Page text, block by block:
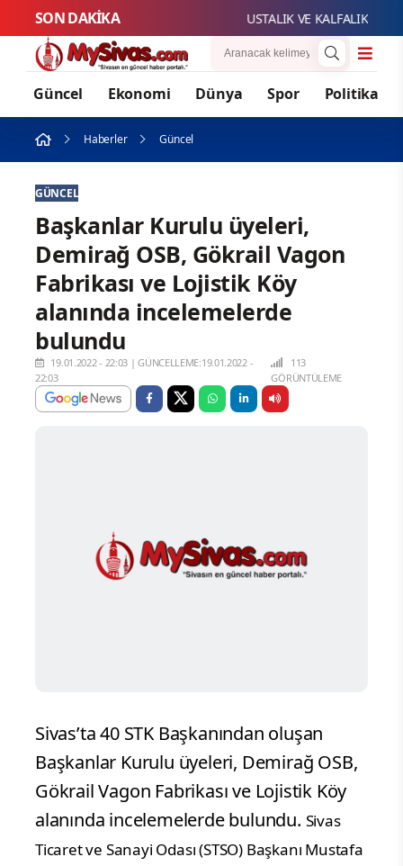
SON DAKİKA USTALIK VE KALFALIK SINAV
Güncel Ekonomi Dünya Spor Politika
Haberler Güncel
GÜNCEL
Başkanlar Kurulu üyeleri,
Demirağ OSB, Gökrail Vagon
Fabrikası ve Lojistik Köy
alanında incelemelerde
bulundu
19.01.2022 - 22:03 |GÜNCELLEME:19.01.2022 -
22:03
113
GÖRÜNTÜLEME
Sivas’ta 40 STK Başkanından oluşan
Başkanlar Kurulu üyeleri, Demirağ OSB,
Gökrail Vagon Fabrikası ve Lojistik Köy
alanında incelemelerde bulundu. Sivas
Ticaret ve Sanayi Odası (STSO) Başkanı Mustafa